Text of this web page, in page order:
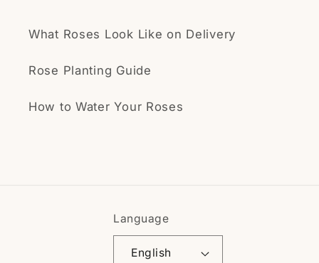
What Roses Look Like on Delivery
Rose Planting Guide
How to Water Your Roses
Language
English